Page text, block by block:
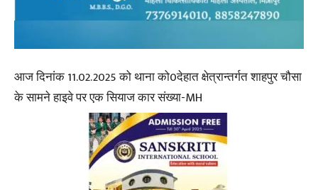
आज दिनांक 11.02.2025 को थाना को0देहात क्षेत्रान्तर्गत शाहपुर चौसा
के सामने हाइवे पर एक सियाज कार संख्या-MH